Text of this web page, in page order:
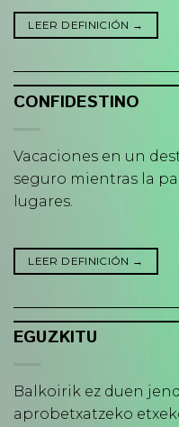
LEER DEFINICIÓN →
CONFIDESTINO
Vacaciones en un
seguro mientras la
lugares.
LEER DEFINICIÓN →
EGUZKITU
Balkoirik ez duen
aprobetxatzeko